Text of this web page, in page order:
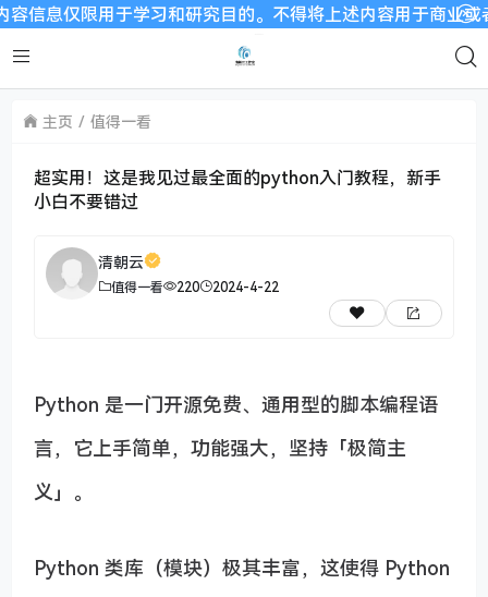
仅限用于学习和研究目的。不得将上述内容用于商业或者
主页 值得一看
超实用！这是我见过最全面的python入门教程，新手
小白不要错过
清朝云
值得一看 220 2024-4-22
Python 是一门开源免费、通用型的脚本编程语
言，它上手简单，功能强大，坚持「极简主
义」。
Python 类库（模块）极其丰富，这使得 Python